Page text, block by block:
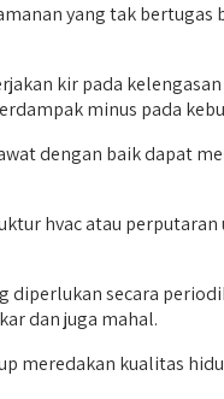
yang tak
kir pada
minus pada
dengan baik dapat
hvac atau
diperlukan secara
dan juga mahal.
meredakan kualitas